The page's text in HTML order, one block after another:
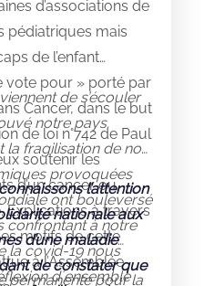
d’associations de
pédiatriques mais
de l’enfant
vote pour » porté par
Cancer, dans le but
de loi n°742 de Paul
soutenir les
d’un cancer ou
Explications à travers
motifs de cette
à l’Assemblée
de s’écouler
notre pays.
la fragilisation de nos
provoquées
ont bouleversé
confrontant à notre
la covid‑19 nous
dʼensemble
l’attention
nationale aux
d’une maladie
de constater que
permanente pour la